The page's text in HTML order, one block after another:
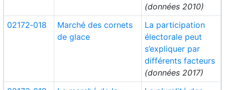
(données 2010)
02172‑018
Marché des cornets
de glace
La participation
électorale peut
s’expliquer par
différents facteurs
(données 2017)